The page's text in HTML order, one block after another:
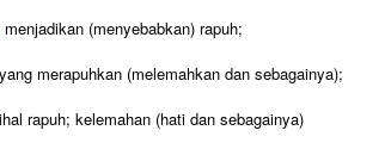
menjadikan (menyebabkan) rapuh;
merapuhkan (melemahkan dan sebagainya);
rapuh; kelemahan (hati dan sebagainya)